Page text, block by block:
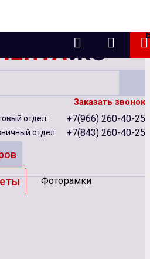
Заказать звонок
отдел: +7(966) 260-40-25
отдел: +7(843) 260-40-25
Фоторамки